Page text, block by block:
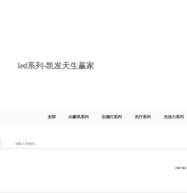
led系列-凯发天生赢家
全部 白癜风系列 伍德灯系列 光疗系列 光动力系列
共0 页 0条